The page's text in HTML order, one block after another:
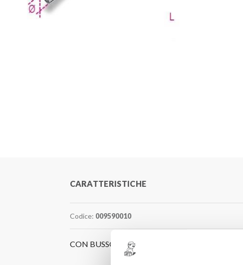
CARATTERISTICHE
Codice: 009590010
CON BUSSOLA SNODATA SNODATA - L=483 mm